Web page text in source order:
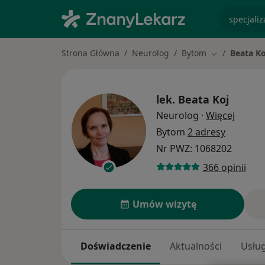
Strona Główna Neurolog Bytom Zmień miasto
Beata
lek. Beata Koj
Neurolog · Więcej
Bytom 2 adresy
Nr PWZ: 1068202
366 opinii
Umów wizytę
Doświadczenie Aktualności